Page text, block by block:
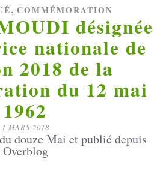
, COMMÉMORATION
désignée
nationale de
2018 de la
du 12 mai
1962
1 MARS 2018
douze Mai et publié depuis
Overblog